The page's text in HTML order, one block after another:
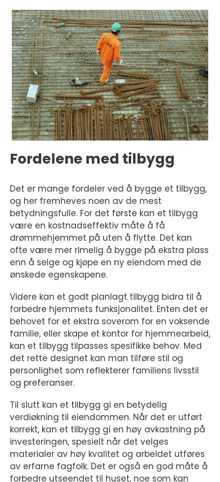
Fordelene med tilbygg
Det er mange fordeler ved å bygge et tilbygg,
og her fremheves noen av de mest
betydningsfulle. For det første kan et tilbygg
være en kostnadseffektiv måte å få
drømmehjemmet på uten å flytte. Det kan
ofte være mer rimelig å bygge på ekstra plass
enn å selge og kjøpe en ny eiendom med de
ønskede egenskapene.
Videre kan et godt planlagt tilbygg bidra til å
forbedre hjemmets funksjonalitet. Enten det er
behovet for et ekstra soverom for en voksende
familie, eller skape et kontor for hjemmearbeid,
kan et tilbygg tilpasses spesifikke behov. Med
det rette designet kan man tilføre stil og
personlighet som reflekterer familiens livsstil
og preferanser.
Til slutt kan et tilbygg gi en betydelig
verdiøkning til eiendommen. Når det er utført
korrekt, kan et tilbygg gi en høy avkastning på
investeringen, spesielt når det velges
materialer av høy kvalitet og arbeidet utføres
av erfarne fagfolk. Det er også en god måte å
forbedre utseendet til huset, noe som kan